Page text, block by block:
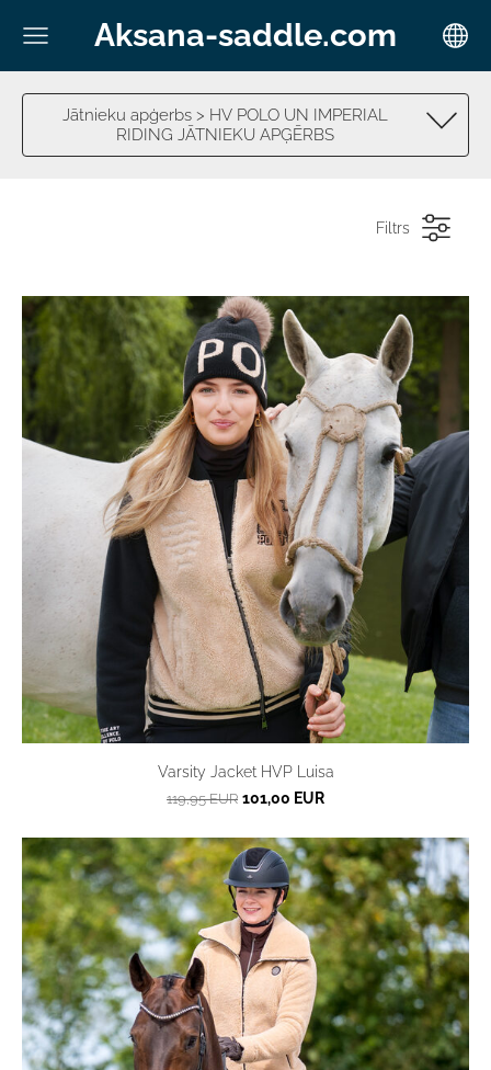
Aksana-saddle.com
Jātnieku apģerbs > HV POLO UN IMPERIAL
RIDING JĀTNIEKU APĢĒRBS
Filtrs
Varsity Jacket HVP Luisa
119,95 EUR 101,00 EUR